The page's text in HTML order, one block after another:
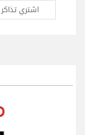
النوستالجيا
العمل المنتظر
اشتري تذاكر